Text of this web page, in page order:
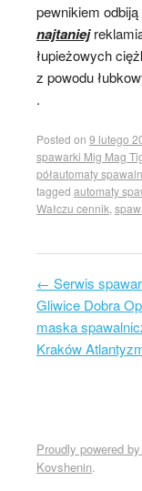
pewnikiem
najtaniej
łupieżowych
z powodu
.
Posted on 9 lutego
spawarki Mig Mag
półautomaty
tagged automaty
Wałczu cennik
Post
← Serwis
Gliwice Dobra
maska
Kraków
Proudly powered
Kovshenin.